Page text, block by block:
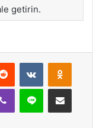
getirin.
Reddit VKontakte
Viber Line E-Posta ile